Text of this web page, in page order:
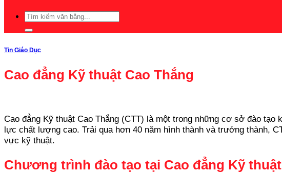
Tin Giáo Dục
Cao đẳng Kỹ thuật Cao Thắng
Cao đẳng Kỹ thuật Cao Thắng (CTT) là một trong những cơ sở đào
lực chất lượng cao. Trải qua hơn 40 năm hình thành và trưởng thành,
vực kỹ thuật.
Chương trình đào tạo tại Cao đẳng Kỹ